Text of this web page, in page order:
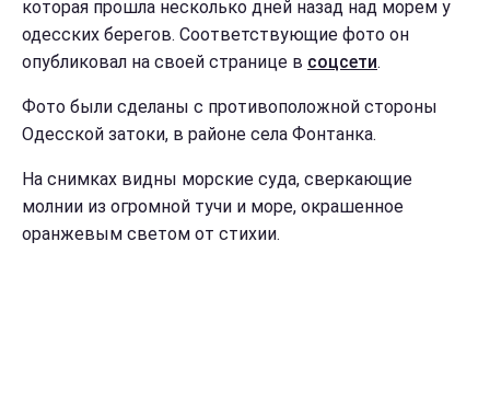
которая прошла несколько дней назад над морем у
одесских берегов. Соответствующие фото он
опубликовал на своей странице в соцсети.
Фото были сделаны с противоположной стороны
Одесской затоки, в районе села Фонтанка.
На снимках видны морские суда, сверкающие
молнии из огромной тучи и море, окрашенное
оранжевым светом от стихии.